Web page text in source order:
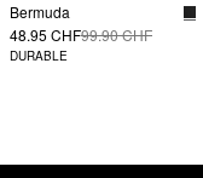
Bermuda
48.95 CHF99.90 CHF
DURABLE